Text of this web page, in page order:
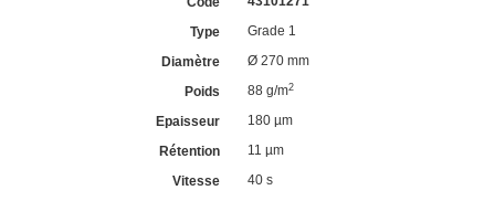
Grade 1
Ø 270 mm
88 g/m2
180 µm
11 µm
40 s